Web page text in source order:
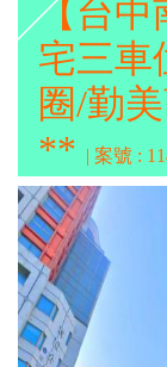
【台中
宅三車
圈/勤
** | 案號 :